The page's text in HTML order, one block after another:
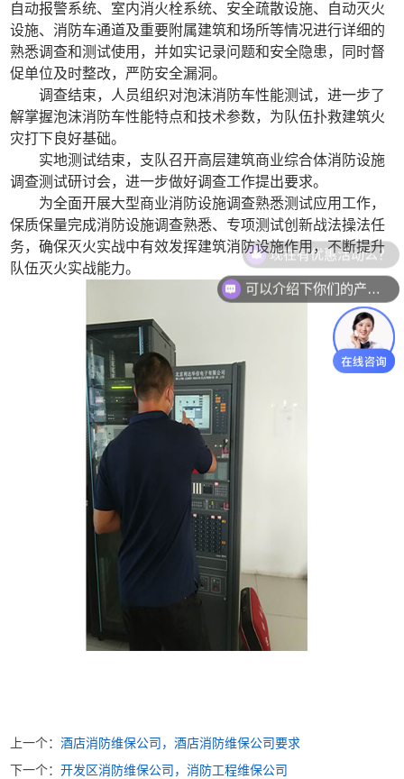
自动报警系统、室内消火栓系统、安全疏散设施、自动灭火
设施、消防车通道及重要附属建筑和场所等情况进行详细的
熟悉调查和测试使用，并如实记录问题和安全隐患，同时督
促单位及时整改，严防安全漏洞。
调查结束，人员组织对泡沫消防车性能测试，进一步了
解掌握泡沫消防车性能特点和技术参数，为队伍扑救建筑火
灾打下良好基础。
实地测试结束，支队召开高层建筑商业综合体消防设施
调查测试研讨会，进一步做好调查工作提出要求。
为全面开展大型商业消防设施调查熟悉测试应用工作，
保质保量完成消防设施调查熟悉、专项测试创新战法操法任
务，确保灭火实战中有效发挥建筑消防设施作用，不断提升
队伍灭火实战能力。
上一个：酒店消防维保公司，酒店消防维保公司要求
下一个：开发区消防维保公司，消防工程维保公司
现在有优惠活动么？